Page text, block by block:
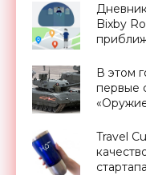
Bixby
В этом
первые
Travel